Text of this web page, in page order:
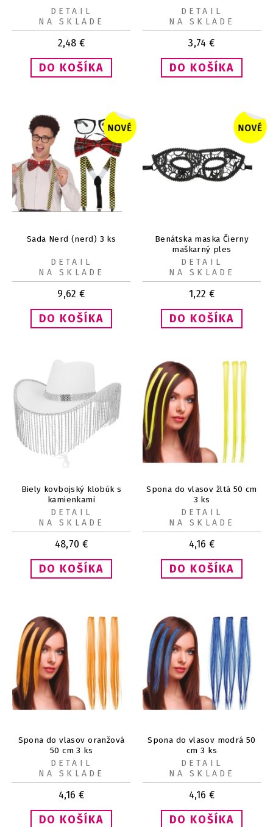
2,48 €
DETAIL
NA SKLADE
3,74 €
DETAIL
NA SKLADE
Sada Nerd (nerd) 3 ks
9,62 €
DETAIL
NA SKLADE
Benátska maska Čierny
maškarný ples
1,22 €
DETAIL
NA SKLADE
Biely kovbojský klobúk s
kamienkami
48,70 €
DETAIL
NA SKLADE
Spona do vlasov žltá 50 cm
3 ks
4,16 €
DETAIL
NA SKLADE
Spona do vlasov oranžová
50 cm 3 ks
4,16 €
DETAIL
NA SKLADE
Spona do vlasov modrá 50
cm 3 ks
4,16 €
DETAIL
NA SKLADE